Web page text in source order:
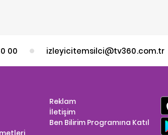
00 izleyicitemsilci@tv360.com.tr
Reklam
İletişim
Ben Bilirim Programına Katıl